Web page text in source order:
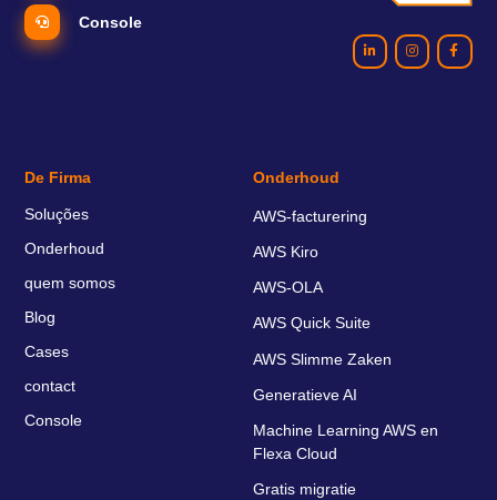
Console
De Firma
Soluções
Onderhoud
quem somos
Blog
Cases
contact
Console
Onderhoud
AWS-facturering
AWS Kiro
AWS-OLA
AWS Quick Suite
AWS Slimme Zaken
Generatieve AI
Machine Learning AWS en
Flexa Cloud
Gratis migratie